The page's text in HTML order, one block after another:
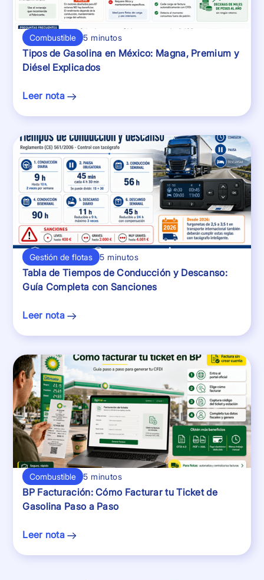
Combustible 5 minutos
Tipos de Gasolina en México: Magna, Premium y
Diésel Explicados
Leer nota
Gestión de flotas 5 minutos
Tabla de Tiempos de Conducción y Descanso:
Guía Completa con Sanciones
Leer nota
Combustible 5 minutos
BP Facturación: Cómo Facturar tu Ticket de
Gasolina Paso a Paso
Leer nota